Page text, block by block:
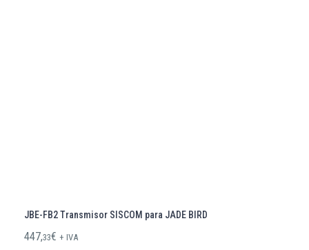
JBE-FB2 Transmisor SISCOM para JADE BIRD
447,33€ + IVA